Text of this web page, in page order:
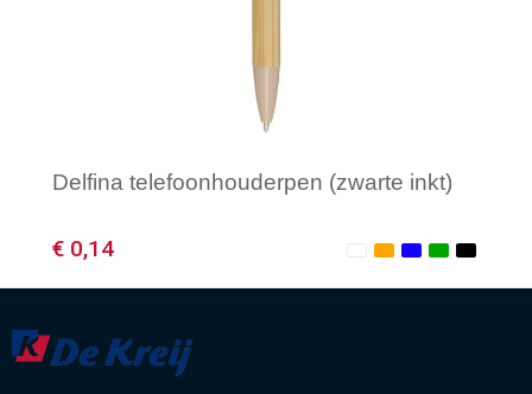
Delfina telefoonhouderpen (zwarte inkt)
€ 0,14
Minimale afname: 1